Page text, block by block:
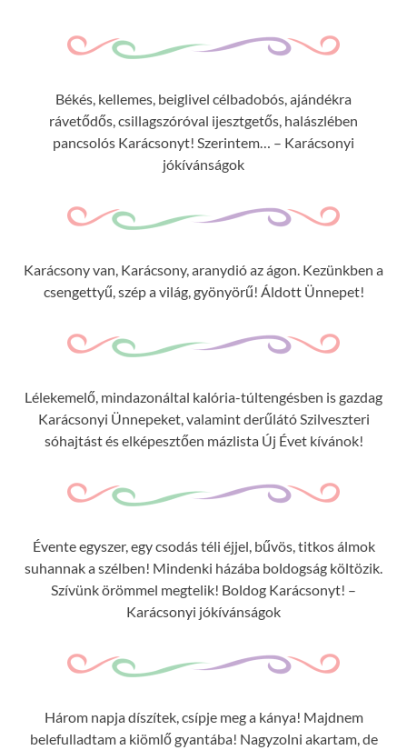
Békés, kellemes, beiglivel célbadobós, ajándékra
rávetődős, csillagszóróval ijesztgetős, halászlében
pancsolós Karácsonyt! Szerintem… – Karácsonyi
jókívánságok
Karácsony van, Karácsony, aranydió az ágon. Kezünkben a
csengettyű, szép a világ, gyönyörű! Áldott Ünnepet!
Lélekemelő, mindazonáltal kalória-túltengésben is gazdag
Karácsonyi Ünnepeket, valamint derűlátó Szilveszteri
sóhajtást és elképesztően mázlista Új Évet kívánok!
Évente egyszer, egy csodás téli éjjel, bűvös, titkos álmok
suhannak a szélben! Mindenki házába boldogság költözik.
Szívünk örömmel megtelik! Boldog Karácsonyt! –
Karácsonyi jókívánságok
Három napja díszítek, csípje meg a kánya! Majdnem
belefulladtam a kiömlő gyantába! Nagyzolni akartam, de